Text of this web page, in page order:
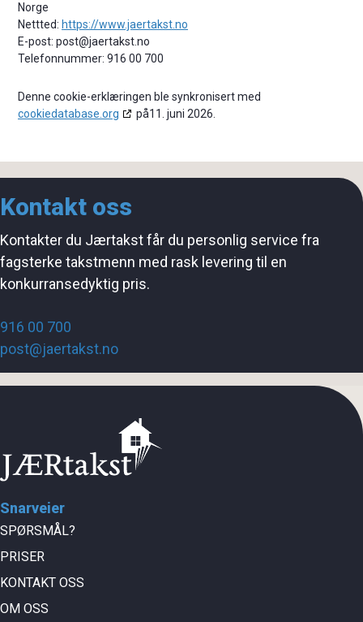
Kontakt oss
Kontakter du Jærtakst får du personlig service fra
fagsterke takstmenn med rask levering til en
konkurransedyktig pris.
916 00 700
post@jaertakst.no
Norge
Nettted: https://www.jaertakst.no
E-post: post@jaertakst.no
Telefonnummer: 916 00 700
Denne cookie-erklæringen ble synkronisert med
cookiedatabase.org
på11. juni 2026.
Snarveier
SPØRSMÅL?
PRISER
KONTAKT OSS
OM OSS